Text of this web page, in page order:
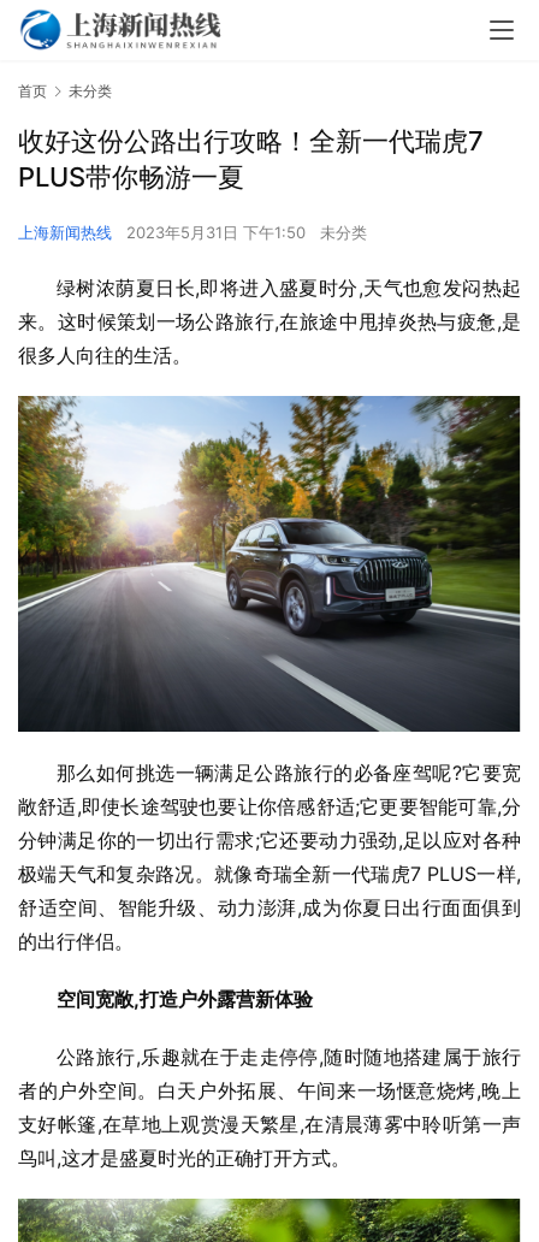
首页 未分类
收好这份公路出行攻略！全新一代瑞虎7
PLUS带你畅游一夏
上海新闻热线 2023年5月31日 下午1:50 未分类
绿树浓荫夏日长,即将进入盛夏时分,天气也愈发闷热起
来。这时候策划一场公路旅行,在旅途中甩掉炎热与疲惫,是
很多人向往的生活。
那么如何挑选一辆满足公路旅行的必备座驾呢?它要宽
敞舒适,即使长途驾驶也要让你倍感舒适;它更要智能可靠,分
分钟满足你的一切出行需求;它还要动力强劲,足以应对各种
极端天气和复杂路况。就像奇瑞全新一代瑞虎7 PLUS一样,
舒适空间、智能升级、动力澎湃,成为你夏日出行面面俱到
的出行伴侣。
空间宽敞,打造户外露营新体验
公路旅行,乐趣就在于走走停停,随时随地搭建属于旅行
者的户外空间。白天户外拓展、午间来一场惬意烧烤,晚上
支好帐篷,在草地上观赏漫天繁星,在清晨薄雾中聆听第一声
鸟叫,这才是盛夏时光的正确打开方式。